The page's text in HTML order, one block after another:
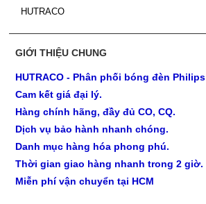
HUTRACO
GIỚI THIỆU CHUNG
HUTRACO - Phân phối bóng đèn Philips
Cam kết giá đại lý.
Hàng chính hãng, đầy đủ CO, CQ.
Dịch vụ bảo hành nhanh chóng.
Danh mục hàng hóa phong phú.
Thời gian giao hàng nhanh trong 2 giờ.
Miễn phí vận chuyển tại HCM